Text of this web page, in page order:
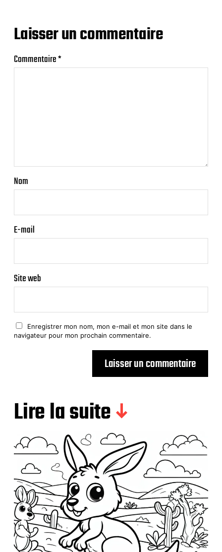
Laisser un commentaire
Commentaire*
Nom
E-mail
Site web
Enregistrer mon nom, mon e-mail et mon site dans le
navigateur pour mon prochain commentaire.
Lire la suite